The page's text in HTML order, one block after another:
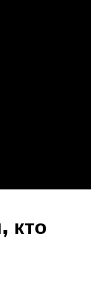
кто